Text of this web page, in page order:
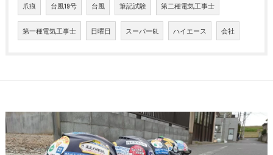
爪痕 台風19号 台風 筆記試験 第二種電気工事士
第一種電気工事士 日曜日 スーパーGL ハイエース 会社